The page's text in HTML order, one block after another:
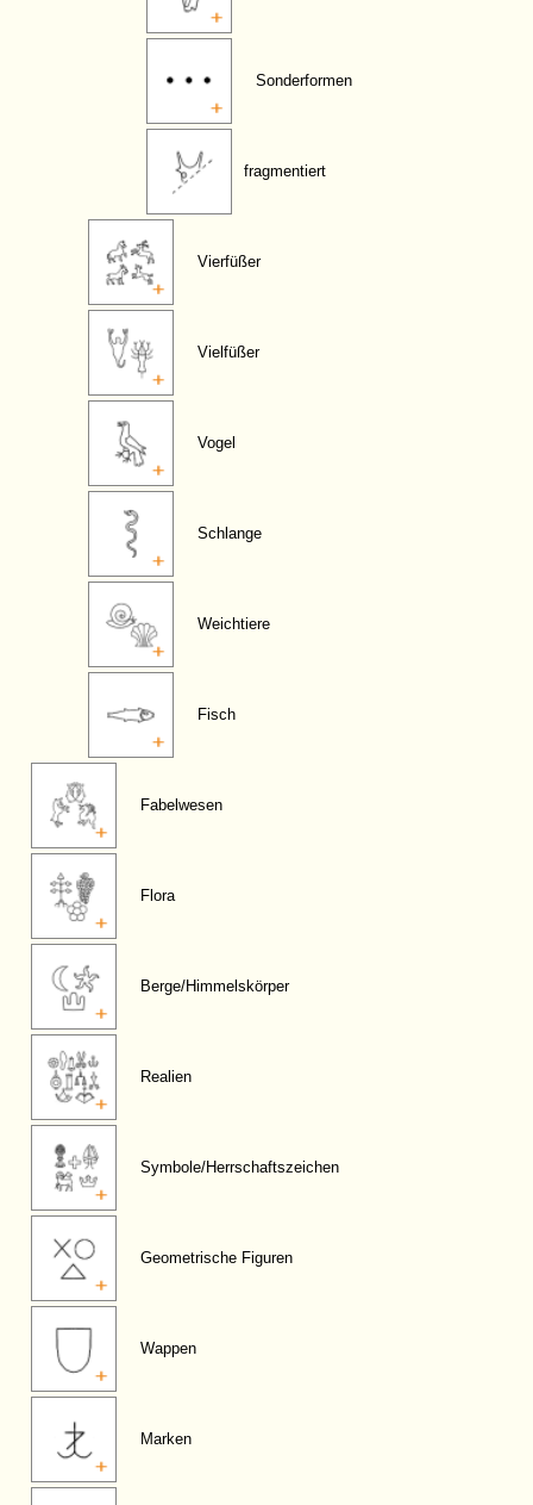
Sonderformen
fragmentiert
Vierfüßer
Vielfüßer
Vogel
Schlange
Weichtiere
Fisch
Fabelwesen
Flora
Berge/Himmelskörper
Realien
Symbole/Herrschaftszeichen
Geometrische Figuren
Wappen
Marken